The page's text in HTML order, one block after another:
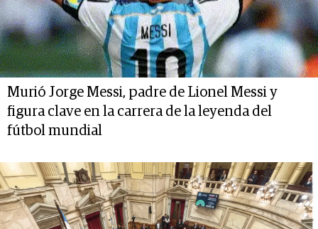
Murió Jorge Messi, padre de Lionel Messi y
figura clave en la carrera de la leyenda del
fútbol mundial